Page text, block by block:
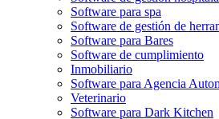
Software para spa
Software de gestión de
Software para Bares
Software de cumplimiento
Inmobiliario
Software para Agencia
Veterinario
Software para Dark Kitchen